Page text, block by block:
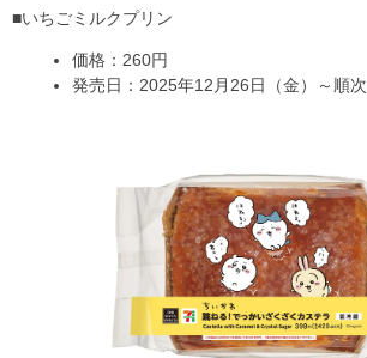
■いちごミルクプリン
価格：260円
発売日：2025年12月26日（金）～順次